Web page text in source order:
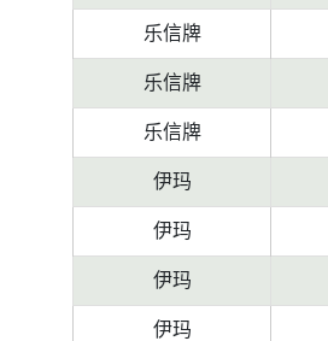
乐信牌
乐信牌
乐信牌
伊玛
伊玛
伊玛
伊玛